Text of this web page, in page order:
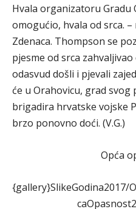
Hvala organizatoru Gradu
omogućio, hvala od srca. –
Zdenaca. Thompson se
pjesme od srca
odasvud došli i pjevali
će u Orahovicu, grad
brigadira hrvatske vojske
brzo ponovno doći. (V.G.)
Opća
{gallery}SlikeGodina2017/